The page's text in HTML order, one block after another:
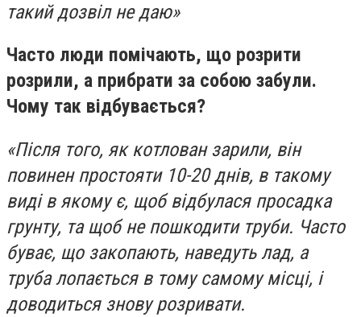
такий дозвіл не даю»
Часто люди помічають, що розрити
розрили, а прибрати за собою забули.
Чому так відбувається?
«Після того, як котлован зарили, він
повинен простояти 10-20 днів, в такому
виді в якому є, щоб відбулася просадка
грунту, та щоб не пошкодити труби. Часто
буває, що закопають, наведуть лад, а
труба лопається в тому самому місці, і
доводиться знову розривати.